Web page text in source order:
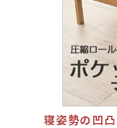
寝姿勢の凹凸